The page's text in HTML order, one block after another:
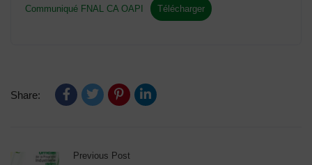
Communiqué FNAL CA OAPI Télécharger
Share:
Previous Post